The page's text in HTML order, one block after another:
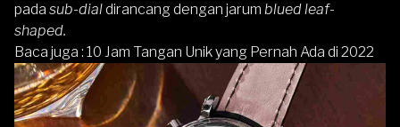
pada sub-dialdirancang dengan jarum blued leaf-
shaped.
Baca juga : 10 Jam Tangan Unik yang Pernah Ada di 2022